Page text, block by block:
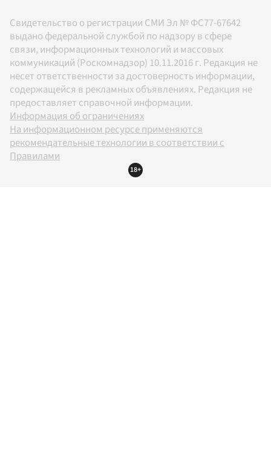
Свидетельство о регистрации СМИ Эл № ФС77-67642
выдано федеральной службой по надзору в сфере
связи, информационных технологий и массовых
коммуникаций (Роскомнадзор) 10.11.2016 г. Редакция не
несет ответственности за достоверность информации,
содержащейся в рекламных объявлениях. Редакция не
предоставляет справочной информации.
Информация об ограничениях
На информационном ресурсе применяются
рекомендательные технологии в соответствии с
Правилами
18+